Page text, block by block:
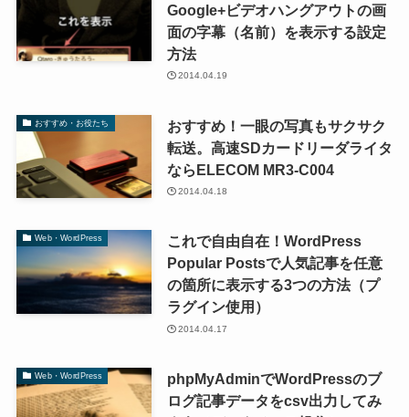
Google+ビデオハングアウトの画
面の字幕（名前）を表示する設定
方法
2014.04.19
おすすめ・お役たち
おすすめ！一眼の写真もサクサク
転送。高速SDカードリーダライタ
ならELECOM MR3-C004
2014.04.18
Web・WordPress
これで自由自在！WordPress
Popular Postsで人気記事を任意
の箇所に表示する3つの方法（プ
ラグイン使用）
2014.04.17
Web・WordPress
phpMyAdminでWordPressのブ
ログ記事データをcsv出力してみ